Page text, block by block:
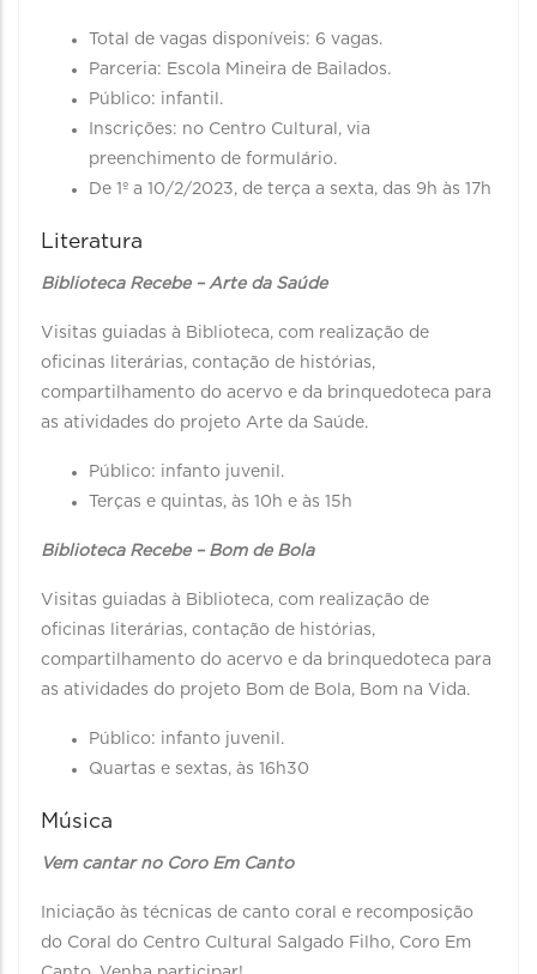
Total de vagas disponíveis: 6 vagas.
Parceria: Escola Mineira de Bailados.
Público: infantil.
Inscrições: no Centro Cultural, via
preenchimento de formulário.
De 1º a 10/2/2023, de terça a sexta, das 9h às 17h
Literatura
Biblioteca Recebe – Arte da Saúde
Visitas guiadas à Biblioteca, com realização de
oficinas literárias, contação de histórias,
compartilhamento do acervo e da brinquedoteca para
as atividades do projeto Arte da Saúde.
Público: infanto juvenil.
Terças e quintas, às 10h e às 15h
Biblioteca Recebe – Bom de Bola
Visitas guiadas à Biblioteca, com realização de
oficinas literárias, contação de histórias,
compartilhamento do acervo e da brinquedoteca para
as atividades do projeto Bom de Bola, Bom na Vida.
Público: infanto juvenil.
Quartas e sextas, às 16h30
Música
Vem cantar no Coro Em Canto
Iniciação às técnicas de canto coral e recomposição
do Coral do Centro Cultural Salgado Filho, Coro Em